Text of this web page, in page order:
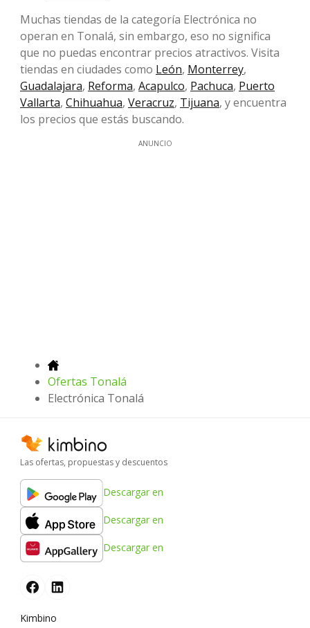
Muchas tiendas de la categoría Electrónica no
operan en Tonalá, sin embargo, eso no significa
que no puedas encontrar precios atractivos. Visita
tiendas en ciudades como León, Monterrey,
Guadalajara, Reforma, Acapulco, Pachuca, Puerto
Vallarta, Chihuahua, Veracruz, Tijuana, y encuentra
los precios que estás buscando.
ANUNCIO
Ofertas Tonalá
Electrónica Tonalá
Las ofertas, propuestas y descuentos
Descargar en
Descargar en
Descargar en
Kimbino